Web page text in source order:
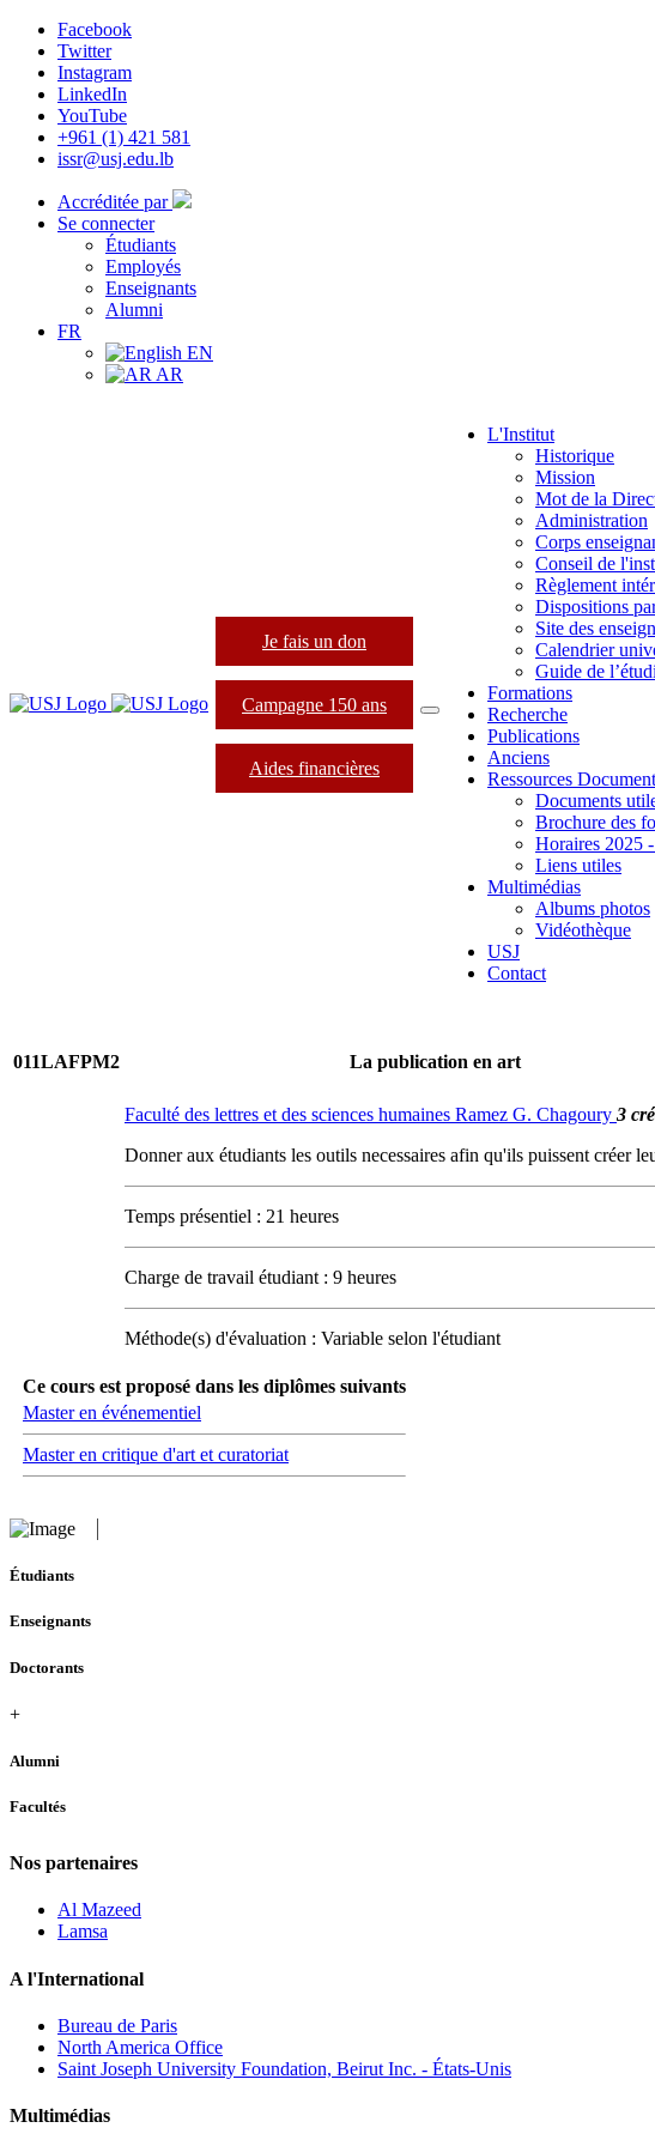
Facebook
Twitter
Instagram
LinkedIn
YouTube
+961 (1) 421 581
issr@usj.edu.lb
Accréditée par
Se connecter
Étudiants
Employés
Enseignants
Alumni
FR
EN
AR
Je fais un don
Campagne 150 ans
Aides financières
L'Institut
Historique
Mission
Mot de la
Administration
Corps
Conseil de
Règlement
Dispositions
Site des
Calendrier
Guide de
Formations
Recherche
Publications
Anciens
Ressources
Documents
Brochure des
Horaires 2025
Liens utiles
Multimédias
Albums photos
Vidéothèque
USJ
Contact
011LAFPM2 La publication en art
Faculté des lettres et des sciences humaines Ramez G. Chagoury 3
Donner aux étudiants les outils necessaires afin qu'ils puissent créer
Temps présentiel : 21 heures
Charge de travail étudiant : 9 heures
Méthode(s) d'évaluation : Variable selon l'étudiant
Ce cours est proposé dans les diplômes suivants
Master en événementiel
Master en critique d'art et curatoriat
Étudiants
Enseignants
Doctorants
+
Alumni
Facultés
Nos partenaires
Al Mazeed
Lamsa
A l'International
Bureau de Paris
North America Office
Saint Joseph University Foundation, Beirut Inc. - États-Unis
Multimédias